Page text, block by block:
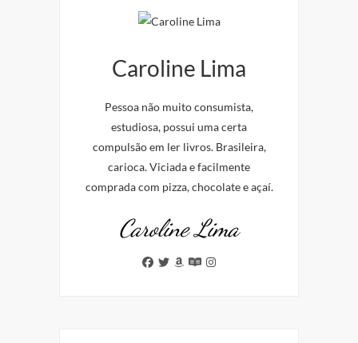
Caroline Lima
Pessoa não muito consumista,
estudiosa, possui uma certa
compulsão em ler livros. Brasileira,
carioca. Viciada e facilmente
comprada com pizza, chocolate e açaí.
Caroline Lima